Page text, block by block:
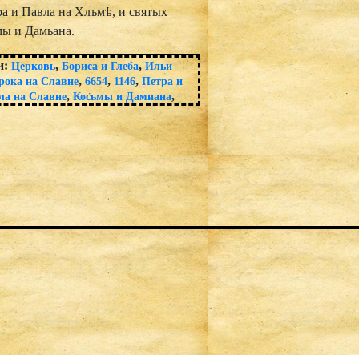
и Павла на Хлъмѣ, и святых
и Дамьана.
Церковь,Бориса и Глеба,Ильи
на Славне,6654, 1146,Петра и
на Славне,Косьмы и Дамиана,